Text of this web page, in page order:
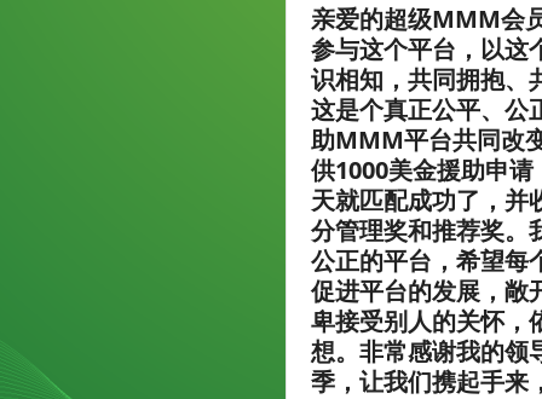
亲爱的超级MMM会
参与这个平台，以这
识相知，共同拥抱、
这是个真正公平、公
助MMM平台共同改
供1000美金援助申
天就匹配成功了，并
分管理奖和推荐奖。
公正的平台，希望每
促进平台的发展，敞
卑接受别人的关怀，
想。非常感谢我的领
季，让我们携起手来